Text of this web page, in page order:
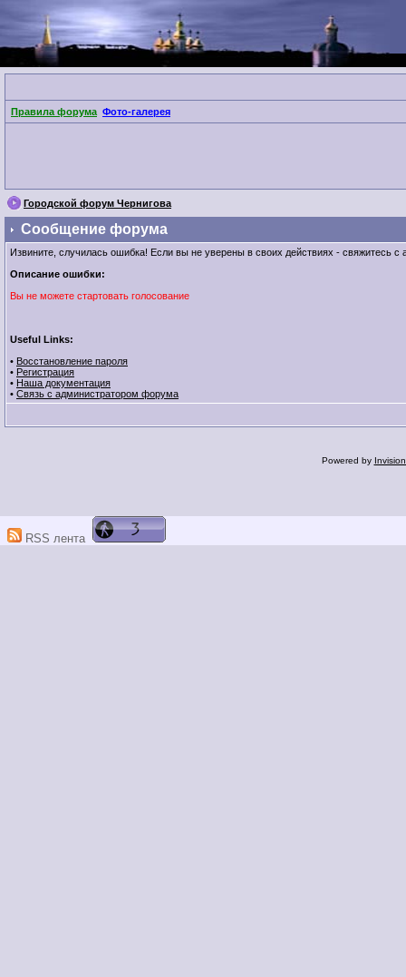
Правила форума Фото-галерея
Городской форум Чернигова
Сообщение форума
Извините, случилась ошибка! Если вы не уверены в своих действиях - свяжитесь
Описание ошибки:
Вы не можете стартовать голосование
Useful Links:
• Восстановление пароля
• Регистрация
• Наша документация
• Связь с администратором форума
Powered by
RSS лента